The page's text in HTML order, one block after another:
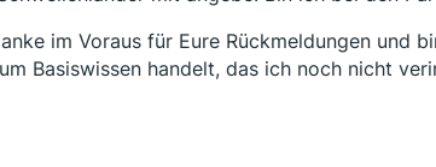
im Voraus für Eure Rückmeldungen und
Basiswissen handelt, das ich noch nicht